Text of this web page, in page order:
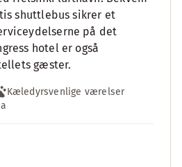
shuttlebus sikrer et
på det
hotel er også
gæster.
Kæledyrsvenlige værelser